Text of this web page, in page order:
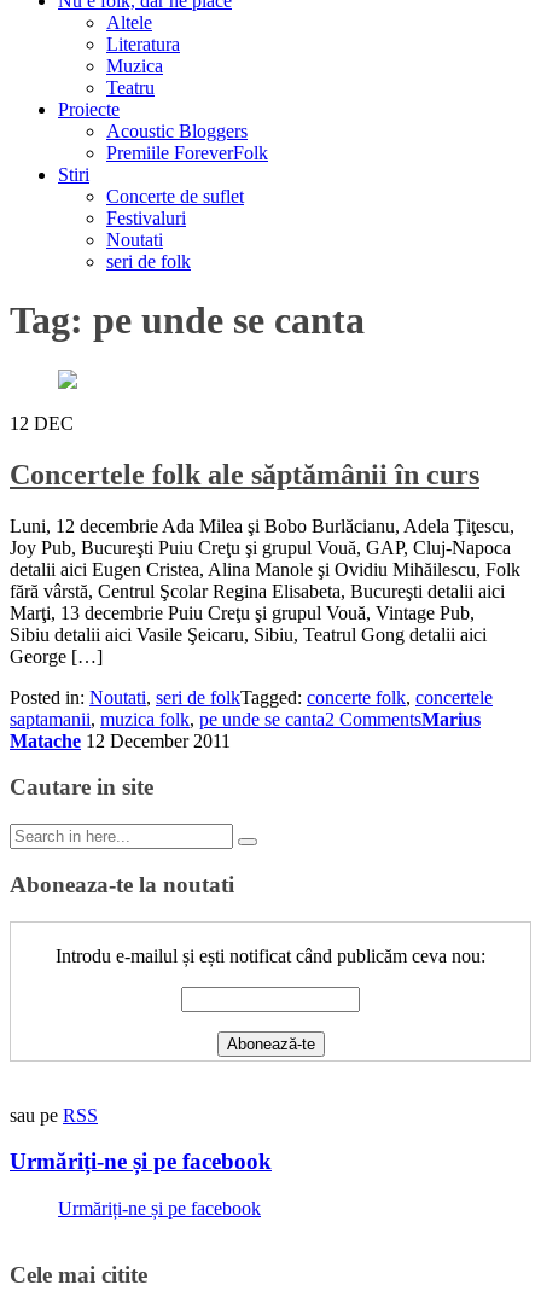
Altele
Literatura
Muzica
Teatru
Proiecte
Acoustic Bloggers
Premiile ForeverFolk
Stiri
Concerte de suflet
Festivaluri
Noutati
seri de folk
Tag: pe unde se canta
12 DEC
Concertele folk ale săptămânii în curs
Luni, 12 decembrie Ada Milea şi Bobo Burlăcianu, Adela Ţiţescu,
Joy Pub, Bucureşti Puiu Creţu şi grupul Vouă, GAP, Cluj-Napoca
detalii aici Eugen Cristea, Alina Manole şi Ovidiu Mihăilescu, Folk
fără vârstă, Centrul Şcolar Regina Elisabeta, Bucureşti detalii aici
Marţi, 13 decembrie Puiu Creţu şi grupul Vouă, Vintage Pub,
Sibiu detalii aici Vasile Şeicaru, Sibiu, Teatrul Gong detalii aici
George […]
Posted in: Noutati, seri de folkTagged: concerte folk, concertele
saptamanii, muzica folk, pe unde se canta2 CommentsMarius
Matache 12 December 2011
Cautare in site
Search
for:
Aboneaza-te la noutati
Introdu e-mailul și ești notificat când publicăm ceva nou:
sau pe RSS
Urmăriți-ne și pe facebook
Urmăriți-ne și pe facebook
Cele mai citite